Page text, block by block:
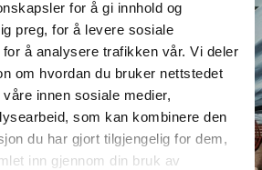
for å gi innhold og
preg, for å levere sosiale
å analysere trafikken vår. Vi deler
om hvordan du bruker nettstedet
innen sosiale medier,
som kan kombinere den
du har gjort tilgjengelig for dem,
inn gjennom din bruk av